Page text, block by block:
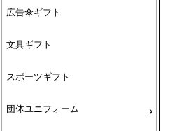
広告傘ギフト
文具ギフト
スポーツギフト
団体ユニフォーム